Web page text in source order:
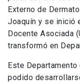
Externo de
Joaquín y se inició
Docente Asociada
transformó en
Este
podido